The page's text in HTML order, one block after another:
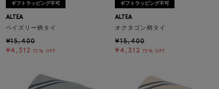
ギフトラッピング不可
ALTEA
ペイズリー柄タイ
¥15,400
¥4,312 72% OFF
ギフトラッピング不可
ALTEA
オクタゴン柄タイ
¥15,400
¥4,312 72% OFF